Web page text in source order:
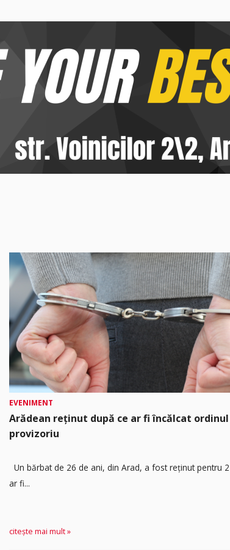
EVENIMENT
Arădean reținut după ce ar fi încălcat
provizoriu
Un bărbat de 26 de ani, din Arad, a fost reținut pentru
ar fi...
citește mai mult »